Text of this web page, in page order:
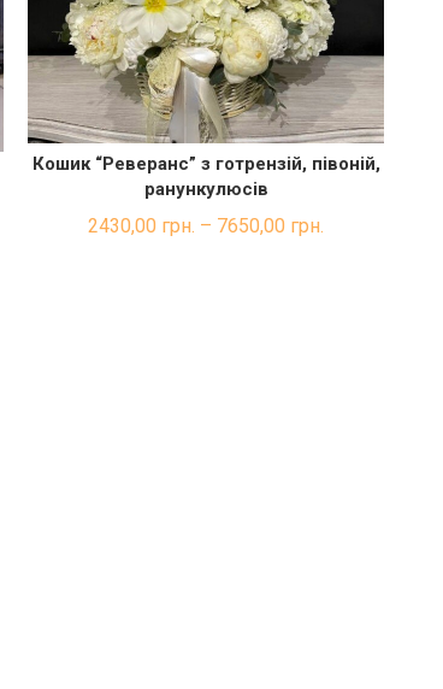
ШВИДКА ПОКУПКА
Кошик “Реверанс” з готрензій, півоній,
ранункулюсів
2430,00 грн. – 7650,00 грн.